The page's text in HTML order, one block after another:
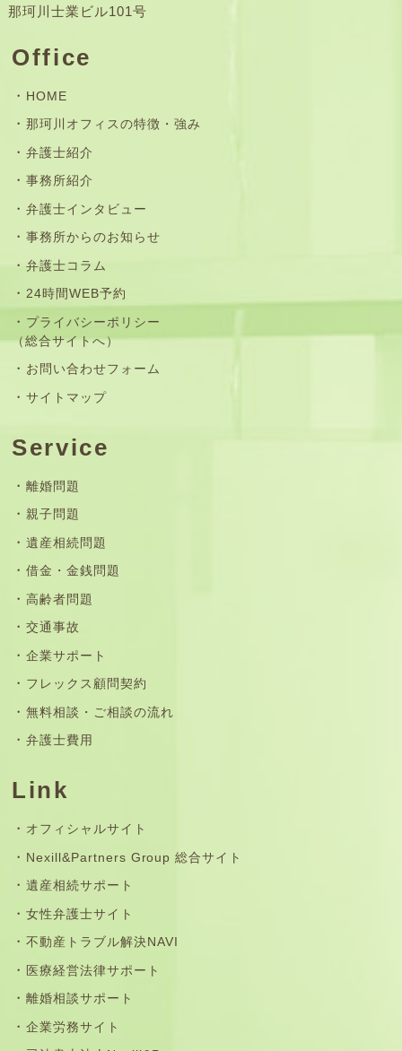
那珂川士業ビル101号
Office
HOME
那珂川オフィスの特徴・強み
弁護士紹介
事務所紹介
弁護士インタビュー
事務所からのお知らせ
弁護士コラム
24時間WEB予約
プライバシーポリシー
（総合サイトへ）
お問い合わせフォーム
サイトマップ
Service
離婚問題
親子問題
遺産相続問題
借金・金銭問題
高齢者問題
交通事故
企業サポート
フレックス顧問契約
無料相談・ご相談の流れ
弁護士費用
Link
オフィシャルサイト
Nexill&Partners Group 総合サイト
遺産相続サポート
女性弁護士サイト
不動産トラブル解決NAVI
医療経営法律サポート
離婚相談サポート
企業労務サイト